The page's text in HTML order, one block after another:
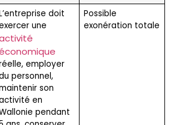
doit
une
employer
personnel,
son
en
pendant
Possible
exonération totale